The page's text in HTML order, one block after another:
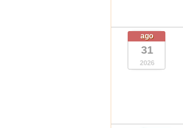
ago
31
2026